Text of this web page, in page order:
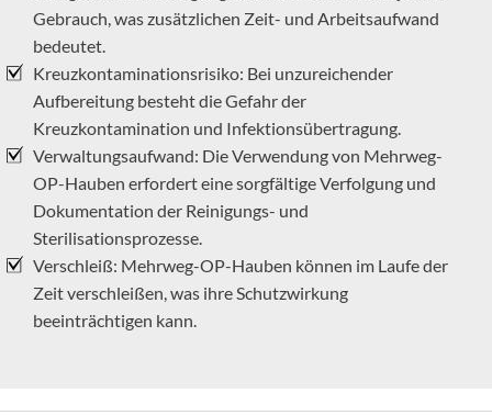
Gebrauch, was zusätzlichen Zeit- und Arbeitsaufwand
bedeutet.
Kreuzkontaminationsrisiko: Bei unzureichender
Aufbereitung besteht die Gefahr der
Kreuzkontamination und Infektionsübertragung.
Verwaltungsaufwand: Die Verwendung von Mehrweg-
OP-Hauben erfordert eine sorgfältige Verfolgung und
Dokumentation der Reinigungs- und
Sterilisationsprozesse.
Verschleiß: Mehrweg-OP-Hauben können im Laufe der
Zeit verschleißen, was ihre Schutzwirkung
beeinträchtigen kann.